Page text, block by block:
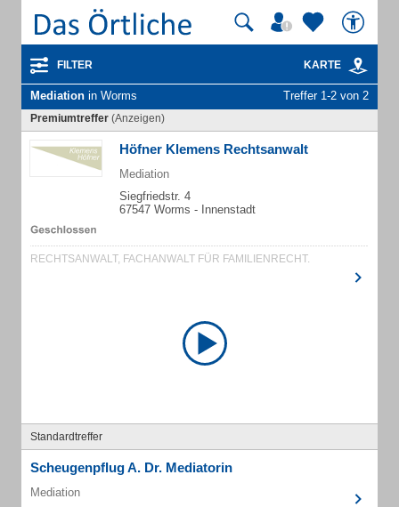
FILTER KARTE
Mediation in Worms Treffer 1-2 von 2
Premiumtreffer (Anzeigen)
Höfner Klemens Rechtsanwalt
Mediation
Siegfriedstr. 4
67547 Worms - Innenstadt
RECHTSANWALT, FACHANWALT FÜR FAMILIENRECHT.
Standardtreffer
Scheugenpflug A. Dr. Mediatorin
Mediation